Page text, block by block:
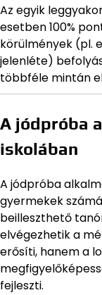
Az egyik
esetben 100%
körülmények (pl.
jelenléte)
többféle mintán
A jódpróba
iskolában
A jódpróba
gyermekek
beilleszthető
elvégezhetik a
erősíti, hanem a
fejleszti.